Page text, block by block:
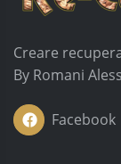
Creare
By Romani
Facebook